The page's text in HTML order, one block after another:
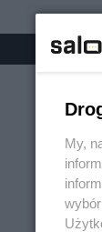
My,